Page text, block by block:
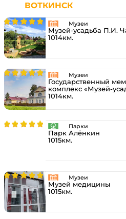
ВОТКИНСК
Музеи
Музей-усадьба П.И.
1014км.
Музеи
Государственный
комплекс «Музей-
1014км.
Парки
Парк Алёнкин
1015км.
Музеи
Музей медицины
1015км.